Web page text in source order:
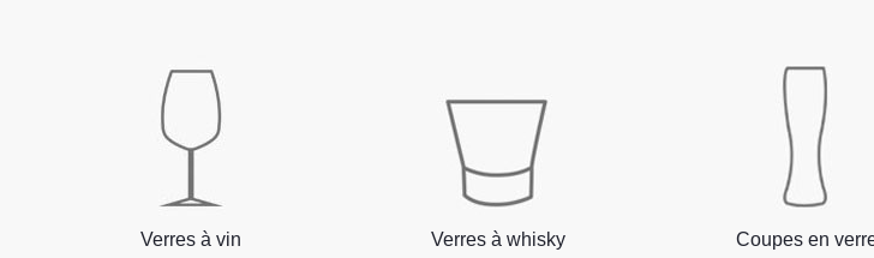
Verres à vin Verres à whisky Coupes en